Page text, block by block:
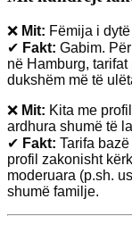
❌ Mit: Fëmija i
✔ Fakt: Gabim.
në Hamburg,
dukshëm më të
❌ Mit: Kita me
ardhura shumë të
✔ Fakt: Tarifa
profil zakonisht
moderuara (p.sh.
shumë familje.